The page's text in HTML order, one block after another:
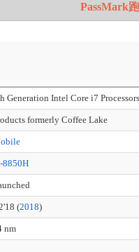
PassMark
Generation Intel Core i7 Processors
formerly Coffee Lake
8850H
(2018)
nm